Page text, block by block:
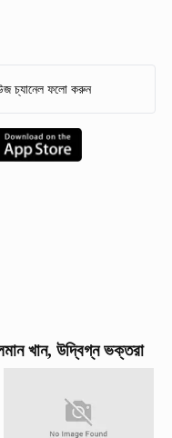
চ্যানেল ফলো করুন
খান, উদ্বিগ্ন ভক্তরা